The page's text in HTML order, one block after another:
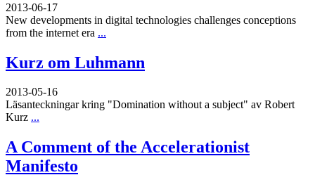
2013-06-17
New developments in digital technologies challenges conceptions
from the internet era ...
Kurz om Luhmann
2013-05-16
Läsanteckningar kring "Domination without a subject" av Robert
Kurz ...
A Comment of the Accelerationist
Manifesto